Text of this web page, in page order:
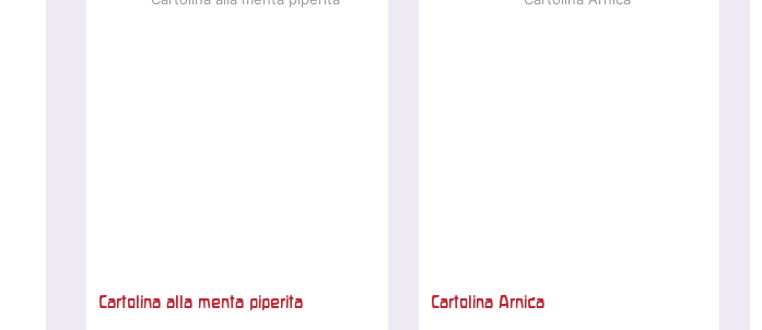
Cartolina alla menta piperita Cartolina Arnica